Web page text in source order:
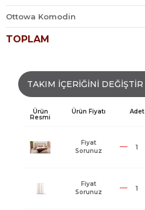
Ottowa Komodin
TOPLAM
TAKIM İÇERİĞİNİ DEĞİŞTİR
Ürün
Resmi
Ürün Fiyatı Adet
Fiyat
Sorunuz
Fiyat
Sorunuz